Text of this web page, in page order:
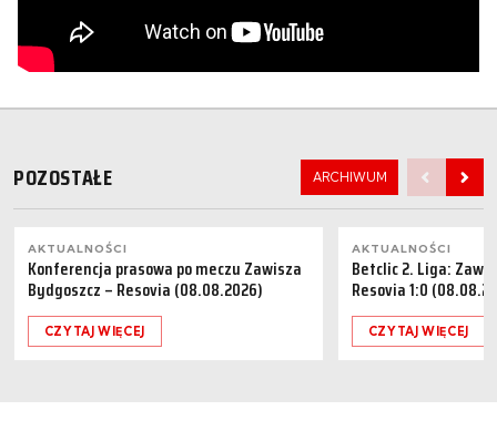
POZOSTAŁE ARCHIWUM
AKTUALNOŚCI
Konferencja prasowa po meczu Zawisza
Bydgoszcz – Resovia (08.08.2026)
CZYTAJ WIĘCEJ
AKTUALNOŚCI
Betclic 2. Liga:
Resovia 1:0
CZYTAJ WIĘCEJ